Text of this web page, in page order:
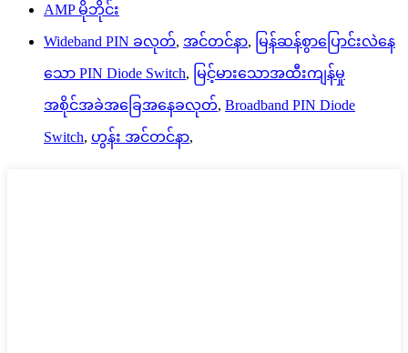
AMP မိုဘိုင်း
Wideband PIN ခလုတ်, အင်တင်နာ, မြန်ဆန်စွာပြောင်းလဲနေ
သော PIN Diode Switch, မြင့်မားသောအထီးကျန်မှု
အစိုင်အခဲအခြေအနေခလုတ်, Broadband PIN Diode
Switch, ဟွန်း အင်တင်နာ,